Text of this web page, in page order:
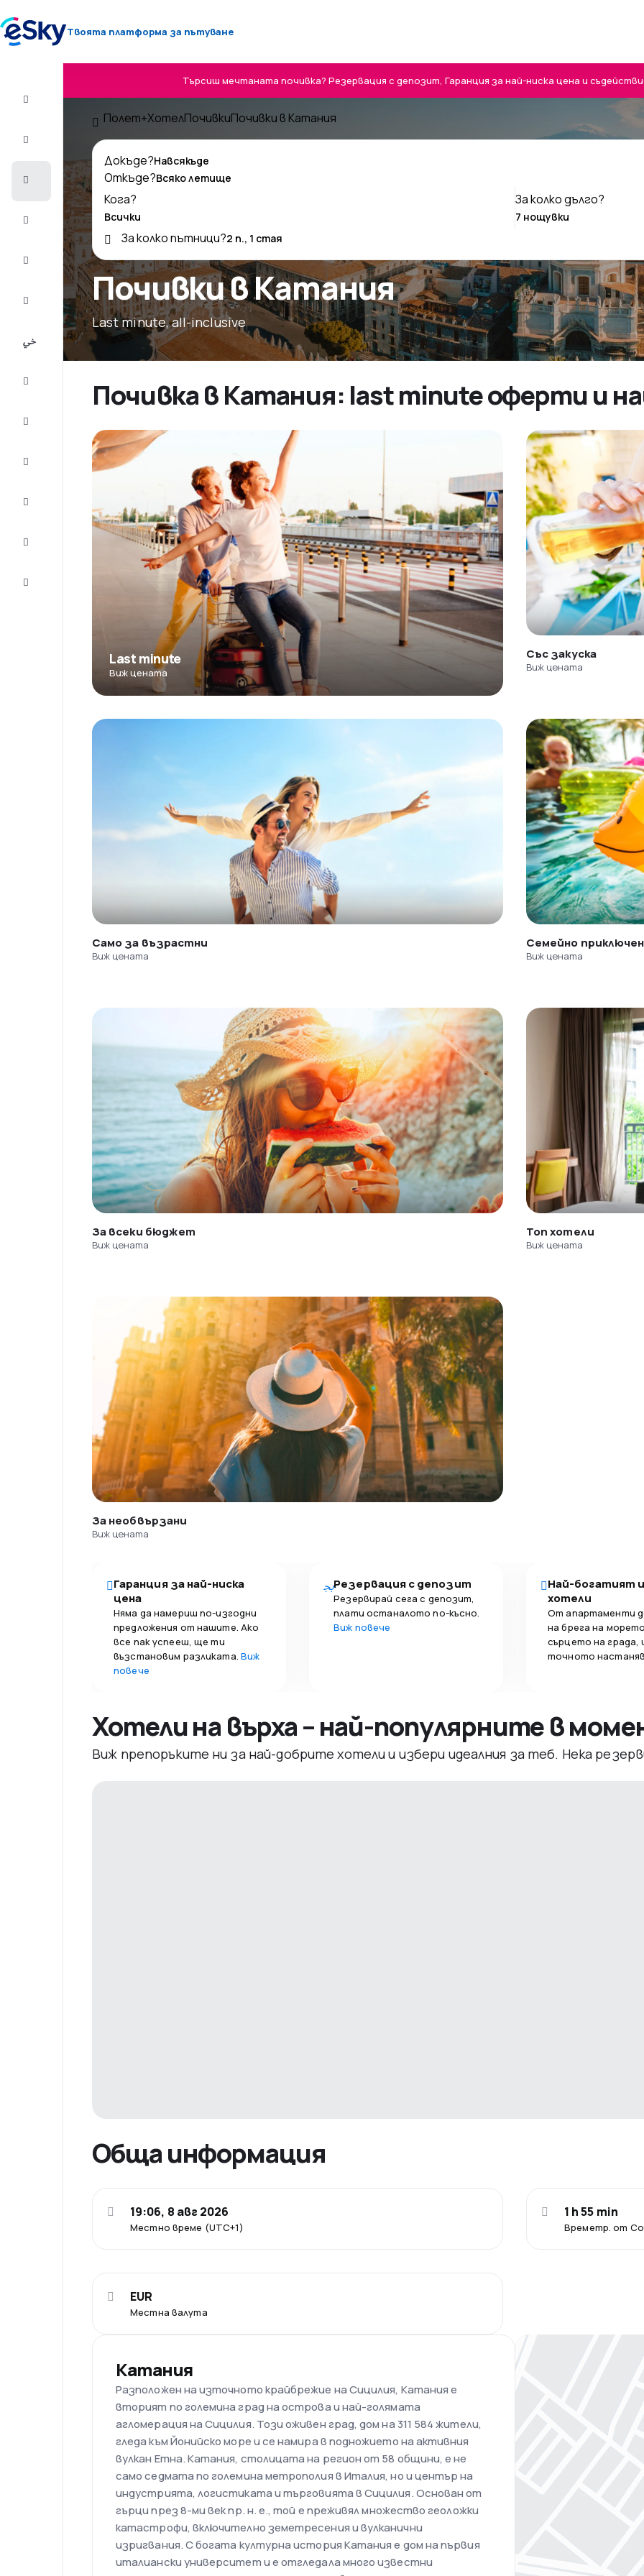
Твоята платформа за пътуване
Полет+Хотел
Почивки
2026/27
inclusive
Търсиш мечтаната почивка? Резервация с депозит, Гаранция за най-ниска цена и
Полет+ХотелПочивкиПочивки в Катания
Почивки в Катания
Last minute, all-inclusive
Докъде?
Откъде?
Кога?
За колко дълго?
За колко пътници?
Почивка в Катания: last minute оферти и
Last minute
Виж цената
Със закуска
Виж цената
Само за възрастни
Виж цената
Семейно
Виж цената
За всеки бюджет
Виж цената
Топ хотели
Виж цената
За необвързани
Виж цената
Гаранция за най-ниска
цена
Няма да намериш по-изгодни
предложения от нашите. Ако
все пак успееш, ще ти
възстановим разликата. Виж
повече
Резервация с депозит
Резервирай сега с депозит,
плати останалото по-късно.
Виж повече
Най-богатият
хотели
От апартаменти
на брега на
сърцето на града,
точното
Хотели на върха – най-популярните в
Виж препоръките ни за най-добрите хотели и избери идеалния за теб. Нека
Обща информация
Местно време (UTC+1)
19:06, 8 авг 2026
Времетр. от
1 h 55 min
Местна валута
EUR
Катания
Разположен на източното крайбрежие на Сицилия, Катания е
вторият по големина град на острова и най-голямата
агломерация на Сицилия. Този оживен град, дом на 311 584 жители,
гледа към Йонийско море и се намира в подножието на активния
вулкан Етна. Катания, столицата на регион от 58 общини, е не
само седмата по големина метрополия в Италия, но и център на
индустрията, логистиката и търговията в Сицилия. Основан от
гърци през 8-ми век пр. н. е., той е преживял множество геоложки
катастрофи, включително земетресения и вулканични
изригвания. С богата културна история Катания е дом на първия
италиански университет и е отгледала много известни